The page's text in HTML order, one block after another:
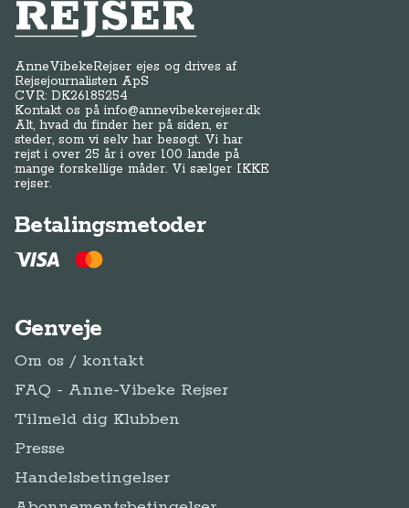
Anne-Vibeke Rejser
AnneVibekeRejser ejes og drives af
Rejsejournalisten ApS
CVR: DK26185254
Kontakt os påinfo@annevibekerejser.dk
Alt, hvad du finder her på siden, er
steder, som vi selv har besøgt. Vi har
rejst i over 25 år i over 100 lande på
mange forskellige måder. Vi sælger IKKE
rejser.
Betalingsmetoder
Genveje
Om os / kontakt
FAQ - Anne-Vibeke Rejser
Tilmeld dig Klubben
Presse
Handelsbetingelser